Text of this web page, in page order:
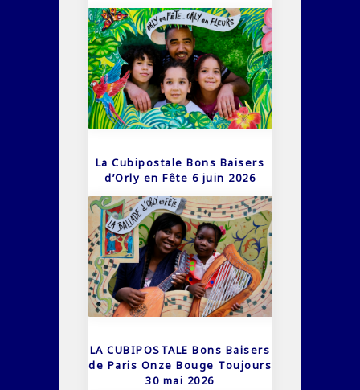
La Cubipostale Bons Baisers
d’Orly en Fête 6 juin 2026
LA CUBIPOSTALE Bons Baisers
de Paris Onze Bouge Toujours
30 mai 2026